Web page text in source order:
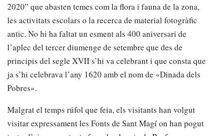
2020” que abasten temes com la flora i fauna de la zona,
les activitats escolars o la recerca de material fotogràfic
antic. No hi ha faltat un esment als 400 aniversari de
l’aplec del tercer diumenge de setembre que des de
principis del segle XVII s’hi va celebrant i que consta que
ja s’hi celebrava l’any 1620 amb el nom de «Dinada dels
Pobres».
Malgrat el temps rúfol que feia, els visitants han volgut
visitar expressament les Fonts de Sant Magí on han pogut